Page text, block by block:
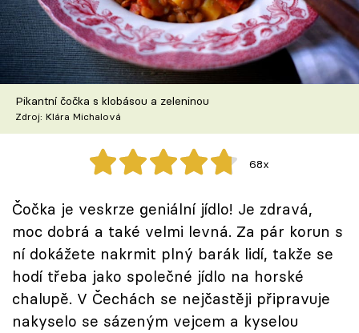
TV Program
Škola vaření
Recepty z TV
Speciál: Cuketa
Těhotnej kuchař
Sledujte prima+
Přihlášení
Sledujte nás
Pikantní čočka s klobásou a zeleninou
Zdroj: Klára Michalová
68x
Čočka je veskrze geniální jídlo! Je zdravá,
moc dobrá a také velmi levná. Za pár korun s
ní dokážete nakrmit plný barák lidí, takže se
hodí třeba jako společné jídlo na horské
chalupě. V Čechách se nejčastěji připravuje
nakyselo se sázeným vejcem a kyselou